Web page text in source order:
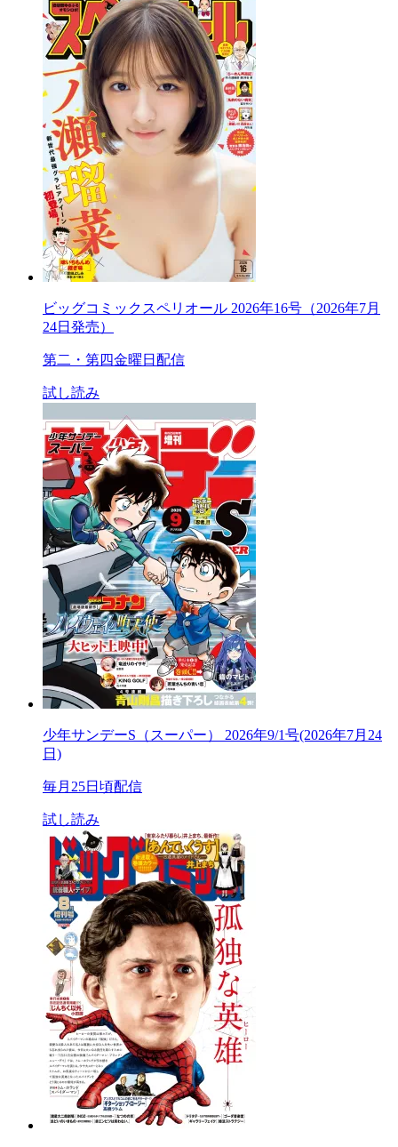
ビッグコミックスペリオール 2026年16号（2026年7月
24日発売）
第二・第四金曜日配信
試し読み
少年サンデーS（スーパー） 2026年9/1号(2026年7月24
日)
毎月25日頃配信
試し読み